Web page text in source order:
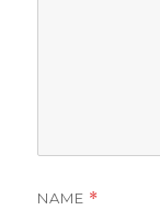
NAME *